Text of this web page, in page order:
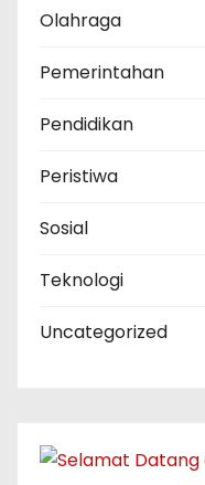
Olahraga
Pemerintahan
Pendidikan
Peristiwa
Sosial
Teknologi
Uncategorized